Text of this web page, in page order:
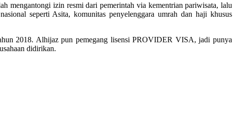
mengantongi izin resmi dari pemerintah via kementrian pariwisata, lalu
seperti Asita, komunitas penyelenggara umrah dan haji khusus
2018. Alhijaz pun pemegang lisensi PROVIDER VISA, jadi punya
didirikan.